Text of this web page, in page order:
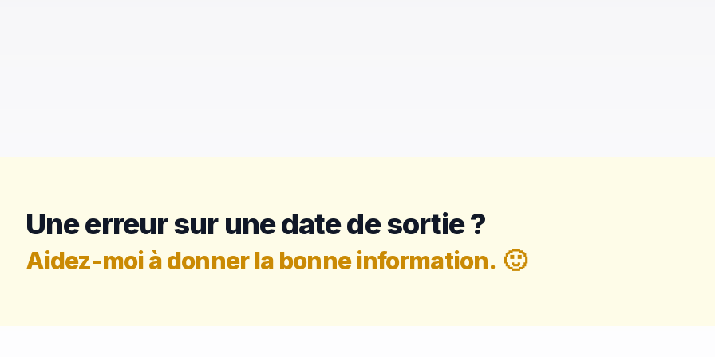
Une erreur sur une date de sortie ?
Aidez-moi à donner la bonne information. 🙂